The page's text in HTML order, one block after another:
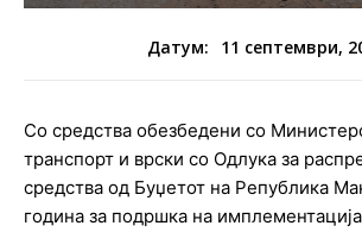
Датум: 11 септември,
Со средства обезбедени со
транспорт и врски со Одлука за
средства од Буџетот на Република
година за подршка на